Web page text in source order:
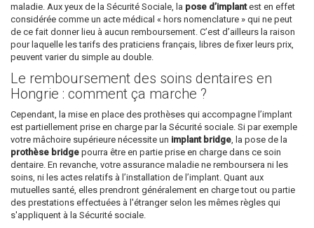
maladie. Aux yeux de la Sécurité Sociale, la pose d’implantest en effet
considérée comme un acte médical « hors nomenclature » qui ne peut
de ce fait donner lieu à aucun remboursement. C’est d’ailleurs la raison
pour laquelle les tarifs des praticiens français, libres de fixer leurs prix,
peuvent varier du simple au double.
Le remboursement des soins dentaires en
Hongrie : comment ça marche ?
Cependant, la mise en place des prothèses qui accompagne l’implant
est partiellement prise en charge par la Sécurité sociale. Si par exemple
votre mâchoire supérieure nécessite un implant bridge , la pose de la
prothèse bridge pourra être en partie prise en charge dans ce soin
dentaire. En revanche, votre assurance maladie ne remboursera ni les
soins, ni les actes relatifs à l’installation de l’implant. Quant aux
mutuelles santé, elles prendront généralement en charge tout ou partie
des prestations effectuées à l'étranger selon les mêmes règles qui
s'appliquent à la Sécurité sociale.